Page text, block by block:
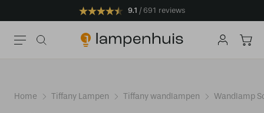
9.1 691 reviews
Home Tiffany Lampen Tiffany wandlampen Wandlamp